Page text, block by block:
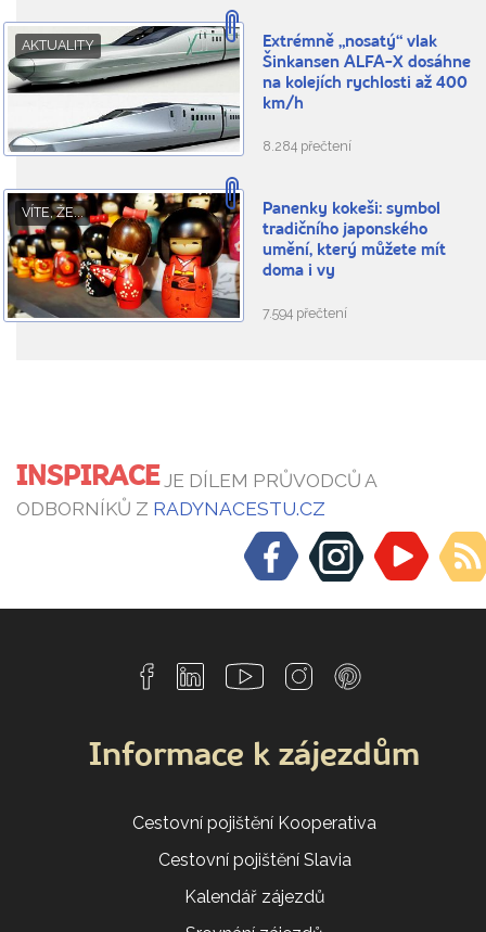
AKTUALITY
Extrémně „nosatý“ vlak
Šinkansen ALFA-X dosáhne
na kolejích rychlosti až 400
km/h
8.284 přečtení
VÍTE, ŽE...
Panenky kokeši: symbol
tradičního japonského
umění, který můžete mít
doma i vy
7.594 přečtení
INSPIRACEJE DÍLEM PRŮVODCŮ A
ODBORNÍKŮ Z RADYNACESTU.CZ
Informace k zájezdům
Cestovní pojištění Kooperativa
Cestovní pojištění Slavia
Kalendář zájezdů